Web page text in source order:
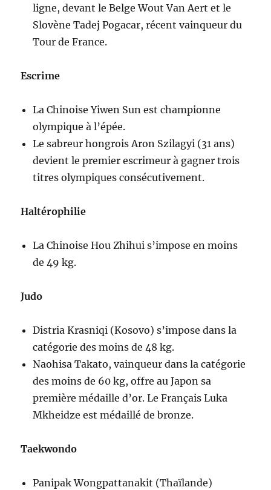
ligne, devant le Belge Wout Van Aert et le
Slovène Tadej Pogacar, récent vainqueur du
Tour de France.
Escrime
La Chinoise Yiwen Sun est championne
olympique à l’épée.
Le sabreur hongrois Aron Szilagyi (31 ans)
devient le premier escrimeur à gagner trois
titres olympiques consécutivement.
Haltérophilie
La Chinoise Hou Zhihui s’impose en moins
de 49 kg.
Judo
Distria Krasniqi (Kosovo) s’impose dans la
catégorie des moins de 48 kg.
Naohisa Takato, vainqueur dans la catégorie
des moins de 60 kg, offre au Japon sa
première médaille d’or. Le Français Luka
Mkheidze est médaillé de bronze.
Taekwondo
Panipak Wongpattanakit (Thaïlande)